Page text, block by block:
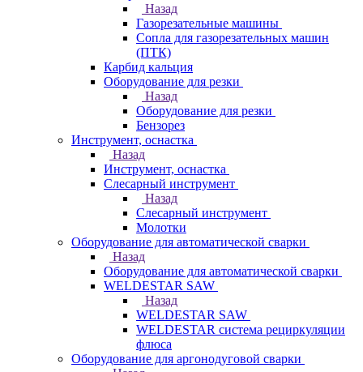
Назад
Газорезательные машины
Сопла для газорезательных машин
(ПТК)
Карбид кальция
Оборудование для резки
Назад
Оборудование для резки
Бензорез
Инструмент, оснастка
Назад
Инструмент, оснастка
Слесарный инструмент
Назад
Слесарный инструмент
Молотки
Оборудование для автоматической сварки
Назад
Оборудование для автоматической сварки
WELDESTAR SAW
Назад
WELDESTAR SAW
WELDESTAR система рециркуляции
флюса
Оборудование для аргонодуговой сварки